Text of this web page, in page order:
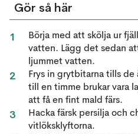
Gör så här
Börja med att skölja ur
vatten. Lägg det sedan
ljummet vatten.
Frys in grytbitarna tills de
till en timme brukar vara
att få en fint mald färs.
Hacka färsk persilja och
vitlöksklyftorna.